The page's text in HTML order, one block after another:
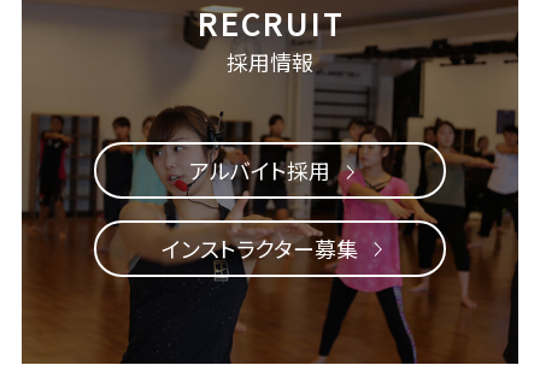
採用情報
アルバイト採用
インストラクター募集